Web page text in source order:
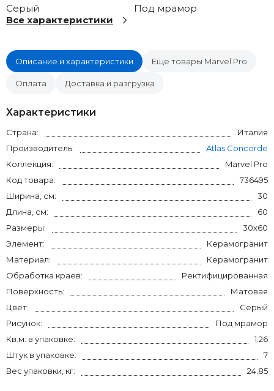
Серый
Под мрамор
Все характеристики
Описание и характеристики Еще товары Marvel Pro
Оплата Доставка и разгрузка
Характеристики
Страна:
Италия
Производитель:
Atlas Concorde
Коллекция:
Marvel Pro
Код товара:
736495
Ширина, см:
30
Длина, см:
60
Размеры:
30x60
Элемент:
Керамогранит
Материал:
Керамогранит
Обработка краев:
Ректифицированная
Поверхность:
Матовая
Цвет:
Серый
Рисунок:
Под мрамор
Кв.м. в упаковке:
1.26
Штук в упаковке:
7
Вес упаковки, кг:
24.85